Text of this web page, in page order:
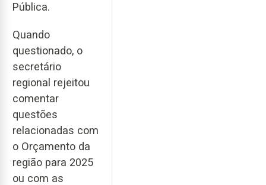
Pública.
Quando
questionado, o
secretário
regional rejeitou
comentar
questões
relacionadas com
o Orçamento da
região para 2025
ou com as